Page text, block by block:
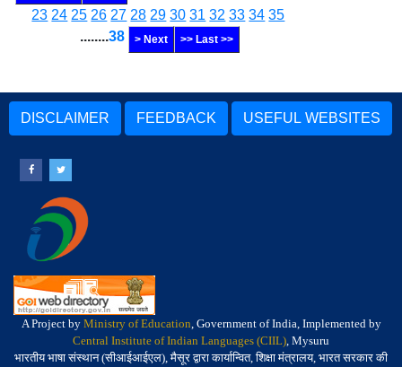
23 24 25 26 27 28 29 30 31 32 33 34 35
........38 > Next >> Last >>
DISCLAIMER FEEDBACK USEFUL WEBSITES
A Project by Ministry of Education, Government of India, Implemented by
Central Institute of Indian Languages (CIIL), Mysuru
भारतीय भाषा संस्थान (सीआईआईएल), मैसूर द्वारा कार्यान्वित, शिक्षा मंत्रालय, भारत सरकार की